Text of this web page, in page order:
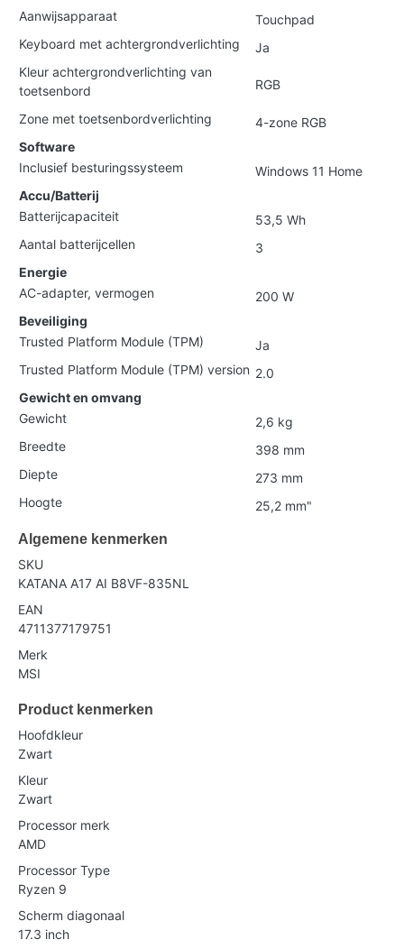
Aanwijsapparaat
Touchpad
Keyboard met achtergrondverlichting
Ja
Kleur achtergrondverlichting van
toetsenbord
RGB
Zone met toetsenbordverlichting
4-zone RGB
Software
Inclusief besturingssysteem
Windows 11 Home
Accu/Batterij
Batterijcapaciteit
53,5 Wh
Aantal batterijcellen
3
Energie
AC-adapter, vermogen
200 W
Beveiliging
Trusted Platform Module (TPM)
Ja
Trusted Platform Module (TPM) version 2.0
Gewicht en omvang
Gewicht
2,6 kg
Breedte
398 mm
Diepte
273 mm
Hoogte
25,2 mm"
Algemene kenmerken
SKU
KATANA A17 AI B8VF-835NL
EAN
4711377179751
Merk
MSI
Product kenmerken
Hoofdkleur
Zwart
Kleur
Zwart
Processor merk
AMD
Processor Type
Ryzen 9
Scherm diagonaal
17.3 inch